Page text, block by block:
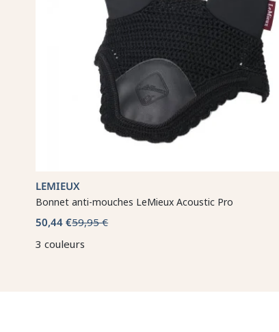
LEMIEUX
Bonnet anti-mouches LeMieux Acoustic Pro
50,44 €59,95 €
3 couleurs